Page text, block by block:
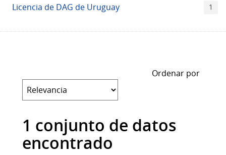
Licencia de DAG de Uruguay 1
Ordenar por
1 conjunto de datos
encontrado